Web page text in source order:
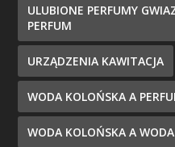
ULUBIONE PERFUMY
PERFUM
URZĄDZENIA KAWITACJA
WODA KOLOŃSKA A
WODA KOLOŃSKA A